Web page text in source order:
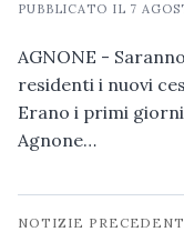
PUBBLICATO IL 7
AGNONE -
residenti i nuovi
Erano i primi
Agnone…
Navigazione
NOTIZIE